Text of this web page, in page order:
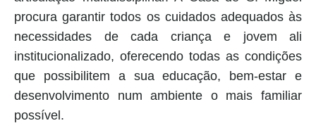
procura garantir todos os cuidados adequados às
necessidades de cada criança e jovem ali
institucionalizado, oferecendo todas as condições
que possibilitem a sua educação, bem-estar e
desenvolvimento num ambiente o mais familiar
possível.